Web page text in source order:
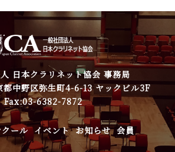
日本クラリネット協会 事務局
中野区弥生町4-6-13 ヤックビル3F
Fax:03-6382-7872
ール イベント お知らせ 会員